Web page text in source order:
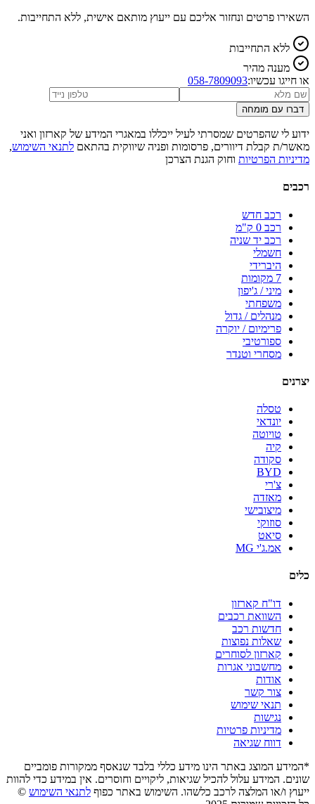
השאירו פרטים ונחזור אליכם עם ייעוץ מותאם אישית, ללא התחייבות.
ללא התחייבות
מענה מהיר
או חייגו עכשיו:058-7809093
דברו עם מומחה
ידוע לי שהפרטים שמסרתי לעיל ייכללו במאגרי המידע של קארזון ואני
מאשר/ת קבלת דיוורים, פרסומות ופניה שיווקית בהתאם לתנאי השימוש,
מדיניות הפרטיות וחוק הגנת הצרכן
רכבים
רכב חדש
רכב 0 ק"מ
רכב יד שניה
חשמלי
היברידי
7 מקומות
מיני / ג'יפון
משפחתי
מנהלים / גדול
פרימיום / יוקרה
ספורטיבי
מסחרי וטנדר
יצרנים
טסלה
יונדאי
טויוטה
קיה
סקודה
BYD
צ'רי
מאזדה
מיצובישי
סוזוקי
סיאט
אמ.ג'י MG
כלים
דו"ח קארזון
השוואת רכבים
חדשות רכב
שאלות נפוצות
קארזון לסוחרים
מחשבוני אגרות
אודות
צור קשר
תנאי שימוש
נגישות
מדיניות פרטיות
דווח שגיאה
*המידע המוצג באתר הינו מידע כללי בלבד שנאסף ממקורות פומביים
שונים. המידע עלול להכיל שגיאות, ליקויים וחוסרים. אין במידע כדי להוות
ייעוץ ו/או המלצה לרכב כלשהו. השימוש באתר כפוף לתנאי השימוש ©